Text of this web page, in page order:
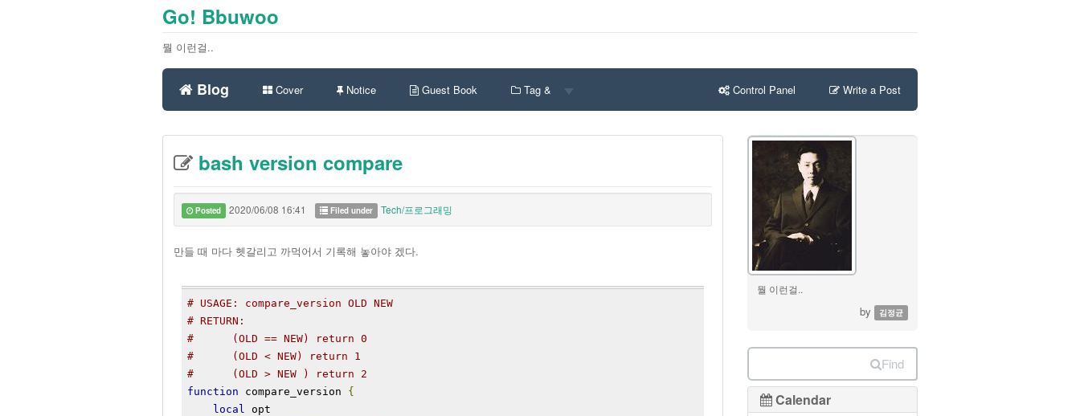
Go! Bbuwoo
뭘 이런걸..
Blog Cover Notice Guest Book Tag & Control Panel Write a Post
bash version compare
Posted 2020/06/08 16:41 Filed under Tech/프로그래밍
만들 때 마다 헷갈리고 까먹어서 기록해 놓아야 겠다.
# USAGE: compare_version OLD NEW
# RETURN:
#      (OLD == NEW) return 0
#      (OLD < NEW) return 1
#      (OLD > NEW ) return 2
function compare_version {
local opt
뭘 이런걸..
by 김정균
Find
Calendar